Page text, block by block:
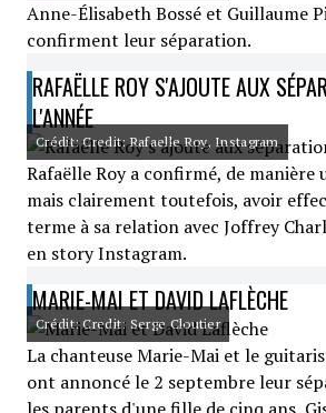
Anne-Élisabeth Bossé et Guillaume
confirment leur séparation.
RAFAËLLE ROY S'AJOUTE AUX
L'ANNÉE
Crédit: Credit: Rafaelle Roy, Instagram
Rafaëlle Roy a confirmé, de manière
mais clairement toutefois, avoir
terme à sa relation avec Joffrey
en story Instagram.
MARIE-MAI ET DAVID LAFLÈCHE
Crédit: Credit: Serge Cloutier
La chanteuse Marie-Mai et le
ont annoncé le 2 septembre leur